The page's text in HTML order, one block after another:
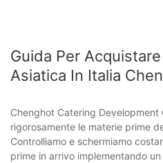
Guida Per
Asiatica In Italia
Chenghot Catering Development
rigorosamente le materie prime
Controlliamo e schermiamo
prime in arrivo implementando